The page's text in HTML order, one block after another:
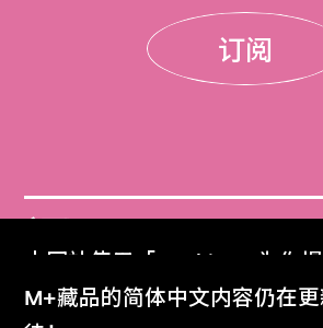
本网站使用「Cookies」为你
体验。
M+藏品的简体中文内容仍在
订阅
门票
Get Tickets